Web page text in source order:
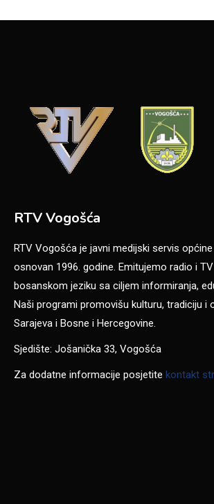
RTV Vogošća
RTV Vogošća je javni medijski servis
osnovan 1996. godine. Emitujemo radio i
bosanskom jeziku sa ciljem informiranja,
Naši programi promovišu kulturu, tradiciju i
Sarajeva i Bosne i Hercegovine.
Sjedište: Jošanička 33, Vogošća
Za dodatne informacije posjetite kontakt